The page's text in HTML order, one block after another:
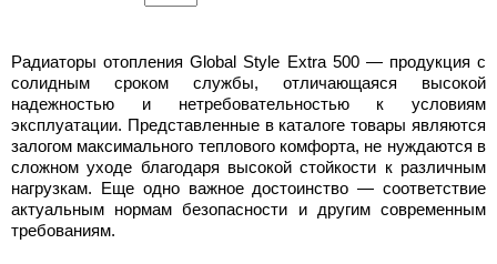
Радиаторы отопления Global Style Extra 500 — продукция с
солидным сроком службы, отличающаяся высокой
надежностью и нетребовательностью к условиям
эксплуатации. Представленные в каталоге товары являются
залогом максимального теплового комфорта, не нуждаются в
сложном уходе благодаря высокой стойкости к различным
нагрузкам. Еще одно важное достоинство — соответствие
актуальным нормам безопасности и другим современным
требованиям.